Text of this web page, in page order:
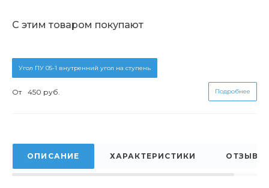
С этим товаром покупают
Угол ПУ 05-1 внутренний угол на ступень
От 450 руб. Подробнее
ОПИСАНИЕ ХАРАКТЕРИСТИКИ ОТЗЫВЫ